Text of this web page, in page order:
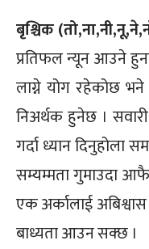
बृश्चिक
प्रतिफल न्यून आउने
लाग्ने योग रहेकोछ भने
निअर्थक हुनेछ ।
गर्दा ध्यान
सम्यम्मता गुमाउदा
एक अर्कालाई अबिश्वास
बाध्यता आउन सक्छ ।